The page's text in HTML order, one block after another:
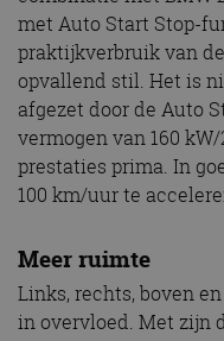
met Auto Start Stop-
praktijkverbruik van
opvallend stil. Het is
afgezet door de Auto
vermogen van 160
prestaties prima. In
100 km/uur te
Meer ruimte
Links, rechts, boven
in overvloed. Met zijn